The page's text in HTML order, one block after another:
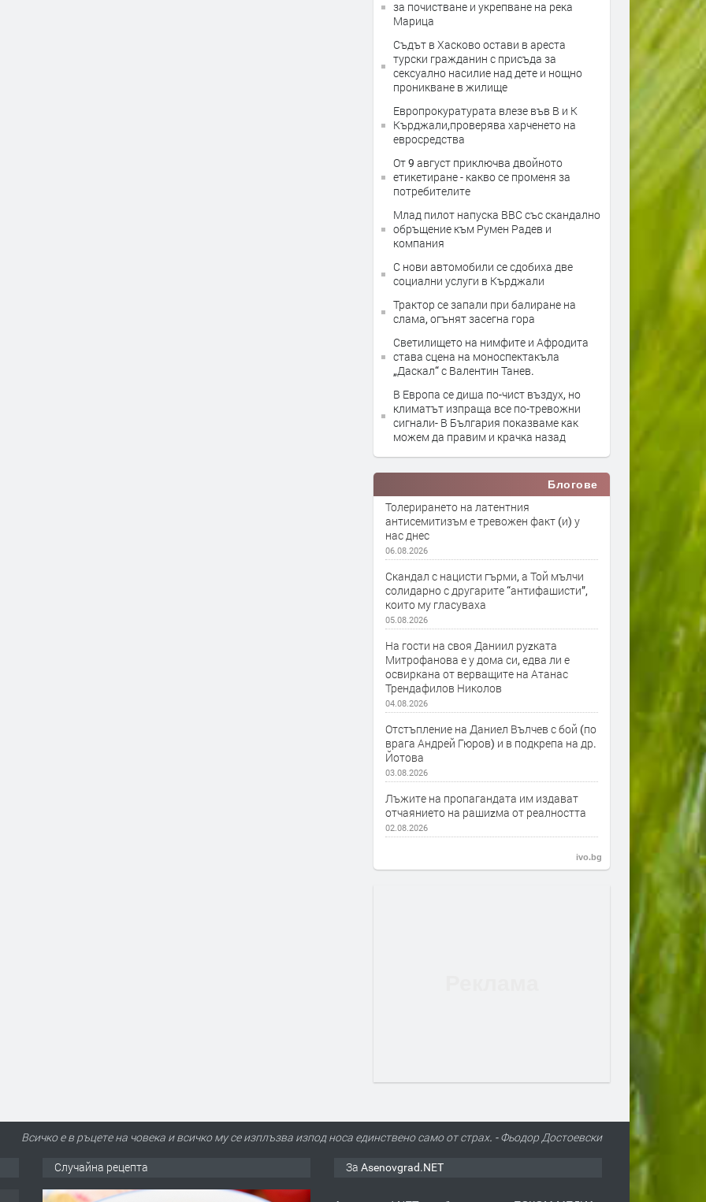
за почистване и укрепване на река
Марица
Съдът в Хасково остави в ареста
турски гражданин с присъда за
сексуално насилие над дете и нощно
проникване в жилище
Европрокуратурата влезе във В и К
Кърджали,проверява харченето на
евросредства
От 9 август приключва двойното
етикетиране - какво се променя за
потребителите
Млад пилот напуска ВВС със скандално
обръщение към Румен Радев и
компания
С нови автомобили се сдобиха две
социални услуги в Кърджали
Трактор се запали при балиране на
слама, огънят засегна гора
Светилището на нимфите и Афродита
става сцена на моноспектакъла
„Даскал“ с Валентин Танев.
В Европа се диша по-чист въздух, но
климатът изпраща все по-тревожни
сигнали- В България показваме как
можем да правим и крачка назад
Блогове
Толерирането на латентния
антисемитизъм е тревожен факт (и) у
нас днес
06.08.2026
Скандал с нацисти гърми, а Той мълчи
солидарно с другарите “антифашисти”,
които му гласуваха
05.08.2026
На гости на своя Даниил руzката
Митрофанова е у дома си, едва ли е
освиркана от верващите на Атанас
Трендафилов Николов
04.08.2026
Отстъпление на Даниел Вълчев с бой (по
врага Андрей Гюров) и в подкрепа на др.
Йотова
03.08.2026
Лъжите на пропагандата им издават
отчаянието на рашиzма от реалността
02.08.2026
ivo.bg
Всичко е в ръцете на човека и всичко му се изплъзва изпод носа единствено само от страх. - Фьодор Достоевски
Случайна рецепта За Asenovgrad.NET